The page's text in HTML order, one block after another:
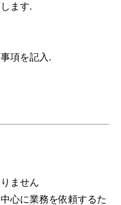
ます.
項を記入.
ません
心に業務を依頼するた